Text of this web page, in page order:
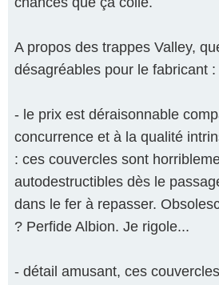
A propos des trappes Valley,
désagréables pour le fabricant :
- le prix est déraisonnable
concurrence et à la qualité
: ces couvercles sont
autodestructibles dès le
dans le fer à repasser.
? Perfide Albion. Je rigole...
- détail amusant, ces